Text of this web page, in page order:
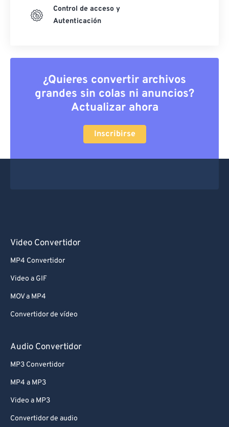
Control de acceso y
Autenticación
¿Quieres convertir archivos
grandes sin colas ni anuncios?
Actualizar ahora
Inscribirse
Video Convertidor
MP4 Convertidor
Video a GIF
MOV a MP4
Convertidor de vídeo
Audio Convertidor
MP3 Convertidor
MP4 a MP3
Video a MP3
Convertidor de audio